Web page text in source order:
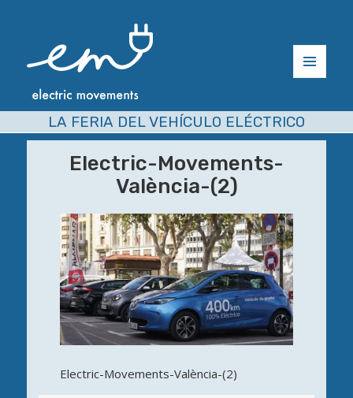
WIDGETS
LA FERIA DEL VEHÍCULO ELÉCTRICO
Electric-Movements-
València-(2)
Electric-Movements-València-(2)